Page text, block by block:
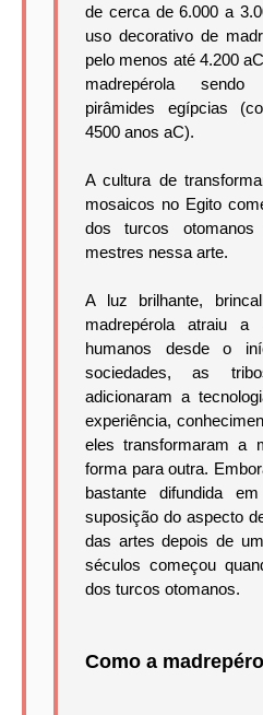
de cerca de 6.000 a
uso decorativo de
pelo menos até 4.200
madrepérola sendo
pirâmides egípcias
4500 anos aC).
A cultura de
mosaicos no Egito
dos turcos
mestres nessa arte.
A luz brilhante,
madrepérola atraiu a
humanos desde o
sociedades, as
adicionaram a
experiência,
eles transformaram a
forma para outra.
bastante difundida
suposição do aspecto
das artes depois de
séculos começou
dos turcos otomanos.
Como a